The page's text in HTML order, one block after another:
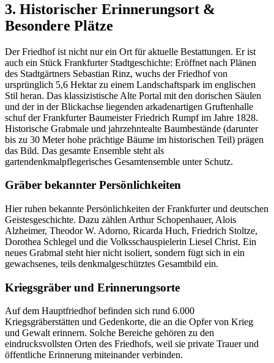
3. Historischer Erinnerungsort &
Besondere Plätze
Der Friedhof ist nicht nur ein Ort für aktuelle Bestattungen. Er ist
auch ein Stück Frankfurter Stadtgeschichte: Eröffnet nach Plänen
des Stadtgärtners Sebastian Rinz, wuchs der Friedhof von
ursprünglich 5,6 Hektar zu einem Landschaftspark im englischen
Stil heran. Das klassizistische Alte Portal mit den dorischen Säulen
und der in der Blickachse liegenden arkadenartigen Gruftenhalle
schuf der Frankfurter Baumeister Friedrich Rumpf im Jahre 1828.
Historische Grabmale und jahrzehntealte Baumbestände (darunter
bis zu 30 Meter hohe prächtige Bäume im historischen Teil) prägen
das Bild. Das gesamte Ensemble steht als
gartendenkmalpflegerisches Gesamtensemble unter Schutz.
Gräber bekannter Persönlichkeiten
Hier ruhen bekannte Persönlichkeiten der Frankfurter und deutschen
Geistesgeschichte. Dazu zählen Arthur Schopenhauer, Alois
Alzheimer, Theodor W. Adorno, Ricarda Huch, Friedrich Stoltze,
Dorothea Schlegel und die Volksschauspielerin Liesel Christ. Ein
neues Grabmal steht hier nicht isoliert, sondern fügt sich in ein
gewachsenes, teils denkmalgeschütztes Gesamtbild ein.
Kriegsgräber und Erinnerungsorte
Auf dem Hauptfriedhof befinden sich rund 6.000
Kriegsgräberstätten und Gedenkorte, die an die Opfer von Krieg
und Gewalt erinnern. Solche Bereiche gehören zu den
eindrucksvollsten Orten des Friedhofs, weil sie private Trauer und
öffentliche Erinnerung miteinander verbinden.